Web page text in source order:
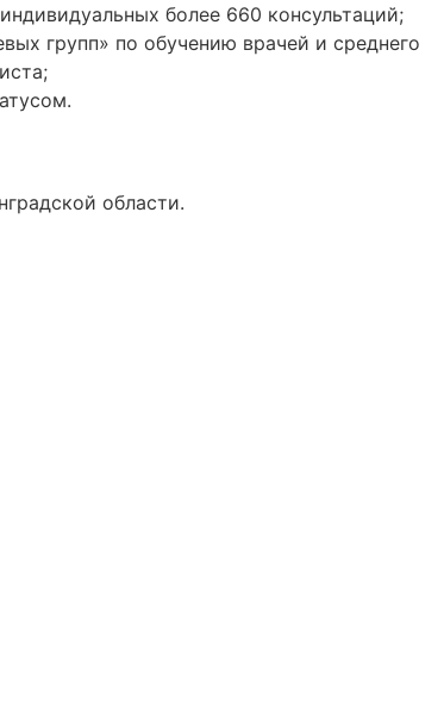
более 660 консультаций;
групп» по обучению врачей и среднего
области.